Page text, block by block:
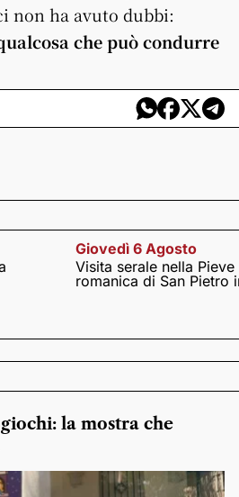
non ha avuto dubbi:
che può condurre
Giovedì 6 Agosto
Visita serale nella Pieve
romanica di San Pietro
la mostra che